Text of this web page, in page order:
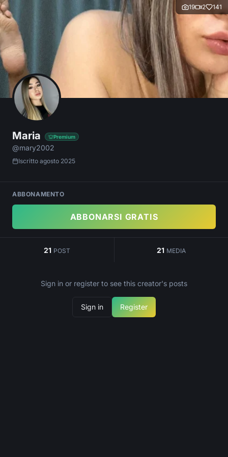
19 2 141
Maria Premium
@mary2002
Iscritto agosto 2025
ABBONAMENTO
ABBONARSI GRATIS
21 POST 21 MEDIA
Sign in or register to see this creator's posts
Sign in Register